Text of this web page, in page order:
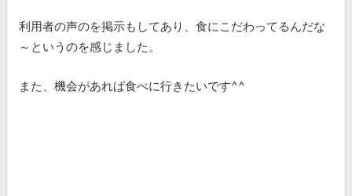
利用者の声のを掲示もしてあり、食にこだわってるんだな
～というのを感じました。
また、機会があれば食べに行きたいです^^